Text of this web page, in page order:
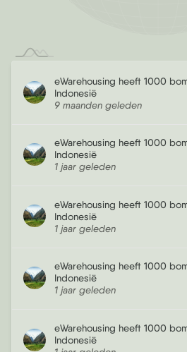
eWarehousing heeft 1000
Indonesië
9 maanden geleden
eWarehousing heeft 1000
Indonesië
1 jaar geleden
eWarehousing heeft 1000
Indonesië
1 jaar geleden
eWarehousing heeft 1000
Indonesië
1 jaar geleden
eWarehousing heeft 1000
Indonesië